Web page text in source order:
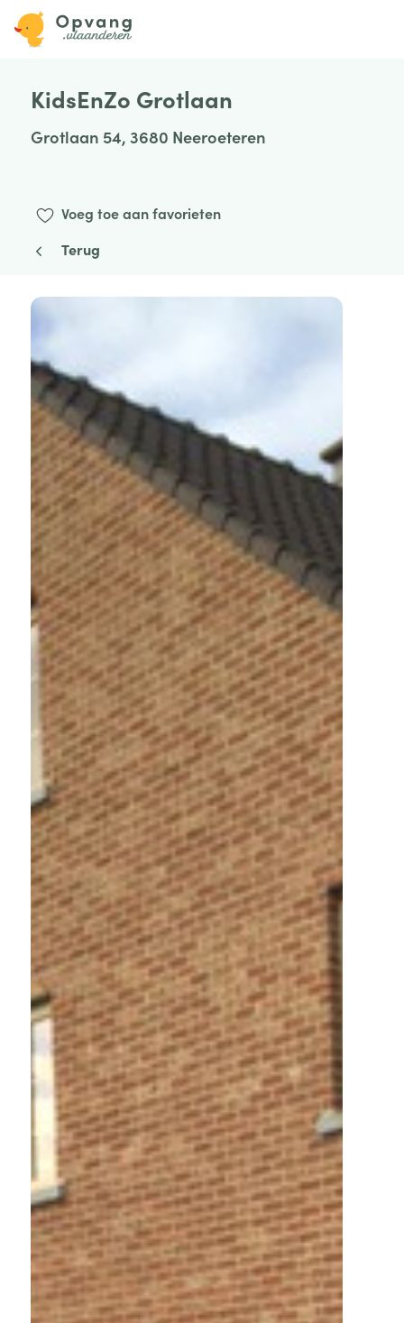
KidsEnZo Grotlaan
Grotlaan 54, 3680 Neeroeteren
Voeg toe aan favorieten
Terug